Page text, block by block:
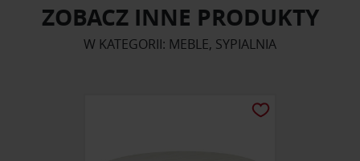
ZOBACZ INNE PRODUKTY
W KATEGORII: MEBLE, SYPIALNIA